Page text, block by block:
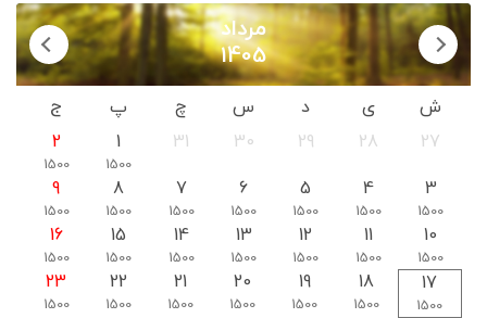
مرداد
1405
ش ی د س چ پ
ج
27
28
29
30
31
1
1500
2
1500
3
1500
4
1500
5
1500
6
1500
7
1500
8
1500
9
1500
10
1500
11
1500
12
1500
13
1500
14
1500
15
1500
16
1500
17
1500
18
1500
19
1500
20
1500
21
1500
22
1500
23
1500